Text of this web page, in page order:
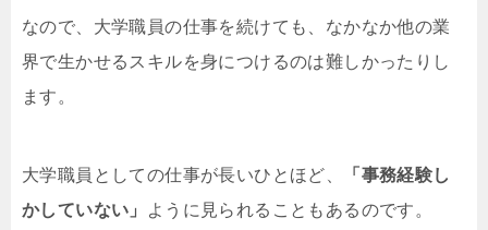
なので、大学職員の仕事を続けても、なかなか他の業
界で生かせるスキルを身につけるのは難しかったりし
ます。
大学職員としての仕事が長いひとほど、
「事務経験し
かしていない」
ように見られることもあるのです。